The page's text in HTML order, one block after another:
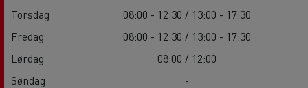
Torsdag
08:00 - 12:30 / 13:00 - 17:30
Fredag
08:00 - 12:30 / 13:00 - 17:30
Lørdag
08:00 / 12:00
Søndag
-